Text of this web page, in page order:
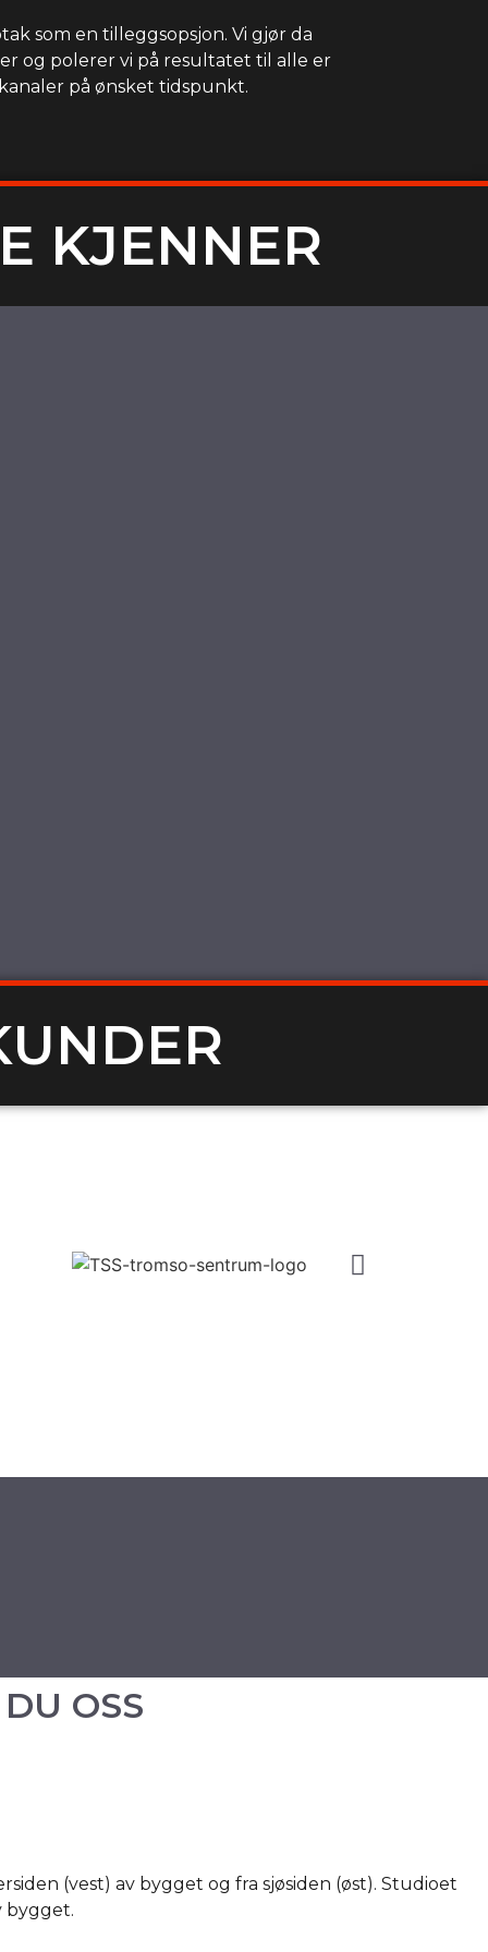
som en tilleggsopsjon. Vi gjør da
og polerer vi på resultatet til alle er
på ønsket tidspunkt.
KJENNER
OSS
(vest) av bygget og fra sjøsiden (øst). Studioet
bygget.